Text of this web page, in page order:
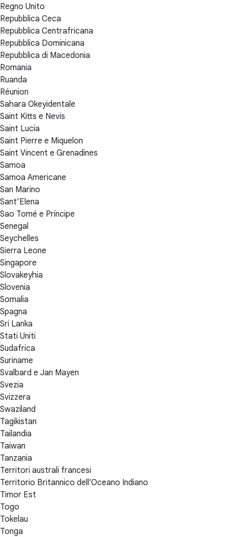
Regno Unito
Repubblica Ceca
Repubblica Centrafricana
Repubblica Dominicana
Repubblica di Macedonia
Romania
Ruanda
Réunion
Sahara Okeyidentale
Saint Kitts e Nevis
Saint Lucia
Saint Pierre e Miquelon
Saint Vincent e Grenadines
Samoa
Samoa Americane
San Marino
Sant’Elena
Sao Tomé e Príncipe
Senegal
Seychelles
Sierra Leone
Singapore
Slovakeyhia
Slovenia
Somalia
Spagna
Sri Lanka
Stati Uniti
Sudafrica
Suriname
Svalbard e Jan Mayen
Svezia
Svizzera
Swaziland
Tagikistan
Tailandia
Taiwan
Tanzania
Territori australi francesi
Territorio Britannico dell’Oceano Indiano
Timor Est
Togo
Tokelau
Tonga